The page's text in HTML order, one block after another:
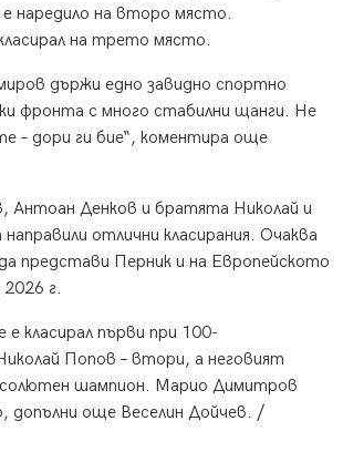
наредило на второ място.
на трето място.
държи едно завидно спортно
фронта с много стабилни щанги. Не
– дори ги бие“, коментира още
Денков и братята Николай и
отлични класирания. Очаква
представи Перник и на Европейското
г.
класирал първи при 100-
Попов – втори, а неговият
шампион. Марио Димитров
допълни още Веселин Дойчев. /